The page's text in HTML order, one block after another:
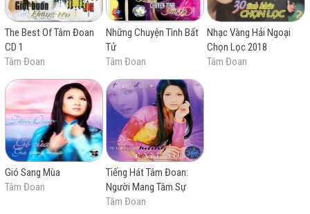
The Best Of Tâm Đoan
CD 1
Tâm Đoan
Những Chuyện Tình Bất
Tử
Tâm Đoan
Nhạc Vàng Hải Ngoại
Chọn Lọc 2018
Tâm Đoan
Gió Sang Mùa
Tâm Đoan
Tiếng Hát Tâm Đoan:
Người Mang Tâm Sự
Tâm Đoan